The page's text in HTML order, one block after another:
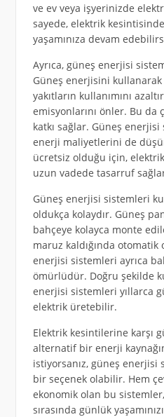
ve ev veya işyerinizde
sayede, elektrik
yaşamınıza devam
Ayrıca, güneş enerjisi
Güneş enerjisini
yakıtların kullanımını
emisyonlarını önler. Bu da
katkı sağlar. Güneş
enerji maliyetlerini de
ücretsiz olduğu için, elektrik
uzun vadede tasarruf
Güneş enerjisi sistemleri
oldukça kolaydır. Güneş
bahçeye kolayca monte
maruz kaldığında otomatik
enerjisi sistemleri ayrıca
ömürlüdür. Doğru şekilde
enerjisi sistemleri yıllarca
elektrik üretebilir.
Elektrik kesintilerine karşı
alternatif bir enerji
istiyorsanız, güneş
bir seçenek olabilir. Hem
ekonomik olan bu
sırasında günlük